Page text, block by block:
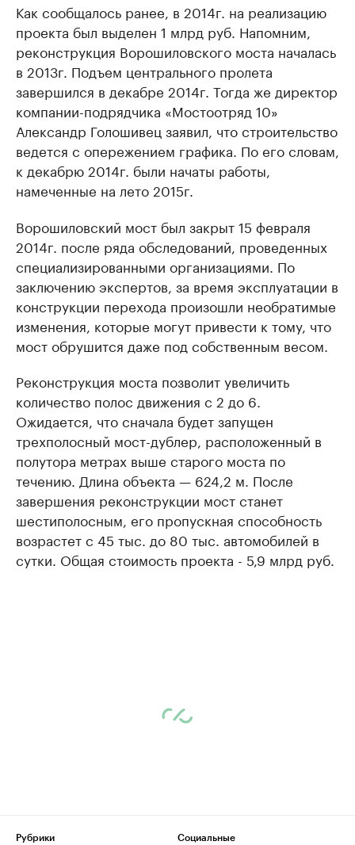
Как сообщалось ранее, в 2014г. на реализацию
проекта был выделен 1 млрд руб. Напомним,
реконструкция Ворошиловского моста началась
в 2013г. Подъем центрального пролета
завершился в декабре 2014г. Тогда же директор
компании-подрядчика «Мостоотряд 10»
Александр Голошивец заявил, что строительство
ведется с опережением графика. По его словам,
к декабрю 2014г. были начаты работы,
намеченные на лето 2015г.
Ворошиловский мост был закрыт 15 февраля
2014г. после ряда обследований, проведенных
специализированными организациями. По
заключению экспертов, за время эксплуатации в
конструкции перехода произошли необратимые
изменения, которые могут привести к тому, что
мост обрушится даже под собственным весом.
Реконструкция моста позволит увеличить
количество полос движения с 2 до 6.
Ожидается, что сначала будет запущен
трехполосный мост-дублер, расположенный в
полутора метрах выше старого моста по
течению. Длина объекта — 624,2 м. После
завершения реконструкции мост станет
шестиполосным, его пропускная способность
возрастет с 45 тыс. до 80 тыс. автомобилей в
сутки. Общая стоимость проекта - 5,9 млрд руб.
Рубрики
Социальные